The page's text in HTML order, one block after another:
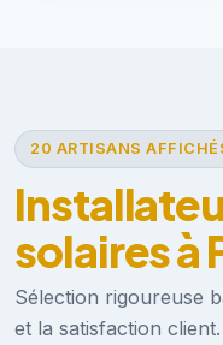
20 ARTISANS
solaires à
Sélection rigoureuse
et la satisfaction client.